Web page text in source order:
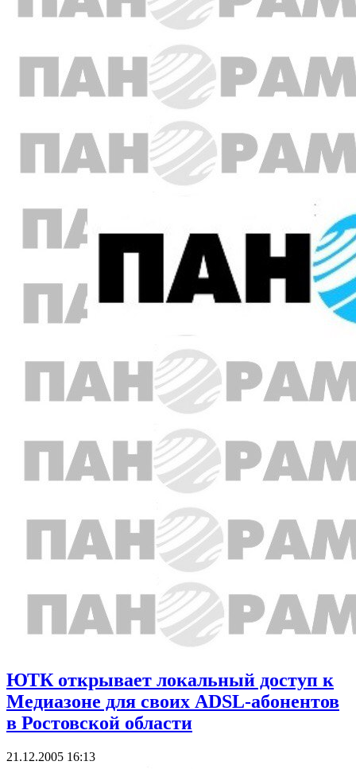
ЮТК открывает локальный доступ к
Медиазоне для своих ADSL-абонентов
в Ростовской области
21.12.2005 16:13